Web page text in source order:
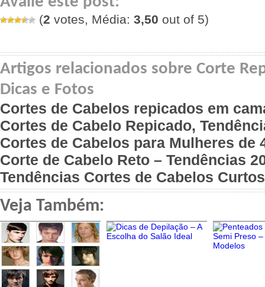
(2 votes, Média: 3,50 out of 5)
Artigos relacionados sobre Corte
Dicas e Fotos
Cortes de Cabelos repicados em
Cortes de Cabelo Repicado,
Cortes de Cabelos para Mulheres de
Corte de Cabelo Reto – Tendências
Tendências Cortes de Cabelos
Veja Também: